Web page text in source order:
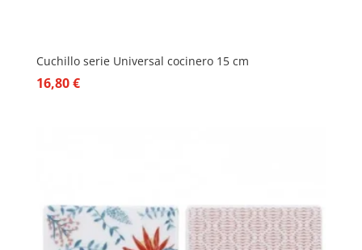
Cuchillo serie Universal cocinero 15 cm
16,80€